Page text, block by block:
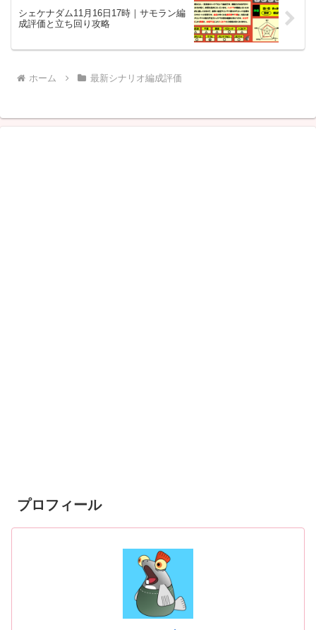
シェケナダム11月16日17時｜サモラン編
成評価と立ち回り攻略
ホーム 最新シナリオ編成評価
プロフィール